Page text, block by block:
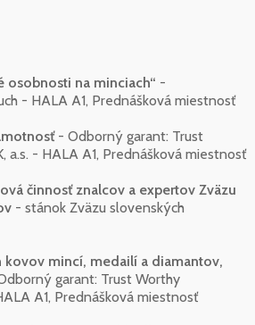
osobnosti na minciach“ -
- HALA A1, Prednášková miestnosť
- Odborný garant: Trust
a.s. - HALA A1, Prednášková miestnosť
činnosť znalcov a expertov Zväzu
- stánok Zväzu slovenských
kovov mincí, medailí a diamantov,
garant: Trust Worthy
A1, Prednášková miestnosť